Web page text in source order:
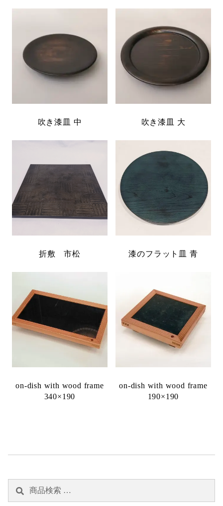
吹き漆皿 中 吹き漆皿 大
折敷 市松 漆のフラット皿 青
on-dish with wood frame
340×190
on-dish with wood frame
190×190